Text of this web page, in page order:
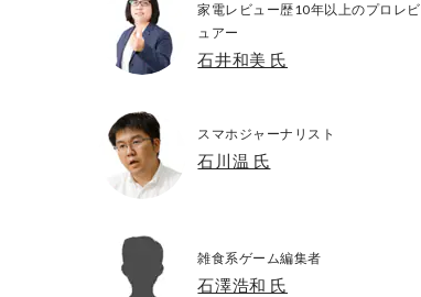
家電レビュー歴10年以上のプロレビ
ュアー
石井和美 氏
スマホジャーナリスト
石川温 氏
雑食系ゲーム編集者
石澤浩和 氏